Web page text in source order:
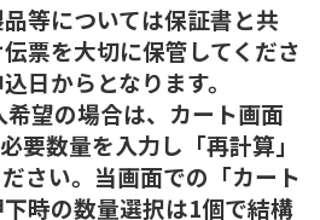
等については保証書と共
票を大切に保管してくださ
日からとなります。
望の場合は、カート画面
要数量を入力し「再計算」
さい。当画面での「カート
時の数量選択は1個で結構